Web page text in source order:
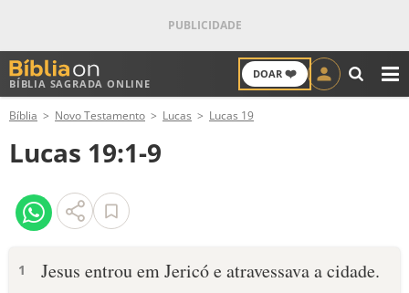
BÍBLIA SAGRADA ONLINE
DOAR ❤️
ANTIGO TESTAMENTO
NOVO TESTAMENTO
VERSÍCULOS
Bíblia Novo Testamento Lucas Lucas 19
Lucas 19:1-9
1 Jesus entrou em Jericó e atravessava a cidade.